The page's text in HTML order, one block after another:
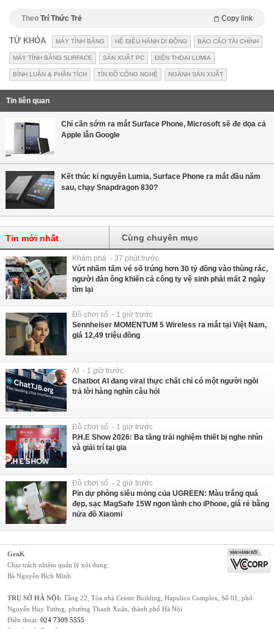
Theo Trí Thức Trẻ Copy link
TỪ KHÓA MÁY TÍNH BẢNG HỆ ĐIỀU HÀNH DI ĐỘNG BÁO CÁO TÀI CHÍNH
MÁY TÍNH BẢNG SURFACE SẢN XUẤT PC ĐIỆN THOẠI LUMIA
BÌNH LUẬN & PHÂN TÍCH TÍN ĐỒ CÔNG NGHỆ NGÀNH SẢN XUẤT
Tin liên quan
Chỉ cần sớm ra mắt Surface Phone, Microsoft sẽ đe dọa cả
Apple lẫn Google
Kết thúc kỉ nguyên Lumia, Surface Phone ra mắt đầu năm
sau, chạy Snapdragon 830?
Tin mới nhất Cùng chuyên mục
Khám phá - 37 phút trước
Vứt nhầm tấm vé số trúng hơn 30 tỷ đồng vào thùng rác,
người đàn ông khiến cả công ty vệ sinh phải mất 2 ngày
tìm lại
Đồ chơi số - 1 giờ trước
Sennheiser MOMENTUM 5 Wireless ra mắt tại Việt Nam,
giá 12,49 triệu đồng
AI - 1 giờ trước
Chatbot AI đang viral thực chất chỉ có một người ngồi
trả lời hàng nghìn câu hỏi
Đồ chơi số - 1 giờ trước
P.H.E Show 2026: Ba tầng trải nghiệm thiết bị nghe nhìn
và giải trí tại gia
Đồ chơi số - 2 giờ trước
Pin dự phòng siêu mỏng của UGREEN: Màu trắng quá
đẹp, sạc MagSafe 15W ngon lành cho iPhone, giá rẻ bằng
nửa đồ Xiaomi
GenK
Chịu trách nhiệm quản lý nội dung:
Bà Nguyễn Bích Minh
TRỤ SỞ HÀ NỘI: Tầng 22, Tòa nhà Center Building, Hapulico Complex, Số 01, phố
Nguyễn Huy Tưởng, phường Thanh Xuân, thành phố Hà Nội
Điện thoại: 024 7309 5555